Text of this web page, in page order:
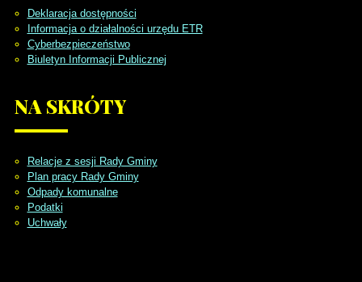
Deklaracja dostępności
Informacja o działalności urzędu ETR
Cyberbezpieczeństwo
Biuletyn Informacji Publicznej
NA SKRÓTY
Relacje z sesji Rady Gminy
Plan pracy Rady Gminy
Odpady komunalne
Podatki
Uchwały